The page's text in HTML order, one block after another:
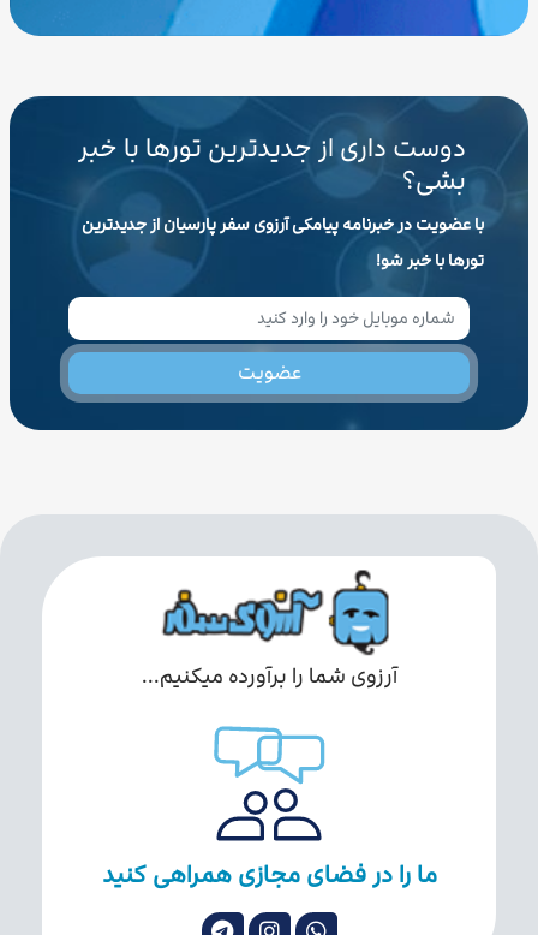
دوست داری از جدیدترین تورها با خبر
بشی؟
با عضویت در خبرنامه پیامکی آرزوی سفر پارسیان از جدیدترین
تورها با خبر شو!
عضویت
آرزوی شما را برآورده میکنیم...
ما را در فضای مجازی همراهی کنید